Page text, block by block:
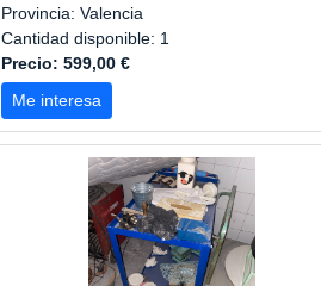
Provincia: Valencia
Cantidad disponible: 1
Precio: 599,00 €
Me interesa